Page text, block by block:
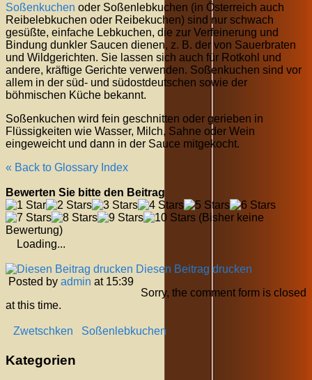
Soßenkuchen oder Soßenlebkuchen (in Österreich auch
Reibelebkuchen oder Reibekuchen) sind nur schwach
gesüßte, einfache Lebkuchen, die zur Verfeinerung und
Bindung dunkler Saucen dienen, z. B. der von Sauerbraten
und Wildgerichten. Sie lassen sich auch für Rotkohl und
andere, kräftige Gerichte verwenden. Soßenkuchen sind vor
allem in der süd- und südostdeutschen sowie der
böhmischen Küche bekannt.
Soßenkuchen wird fein geschnitten oder gerieben in
Flüssigkeiten wie Wasser, Milch, Sahne oder Wein
eingeweicht und dann in der Sauce mitgekocht.
« Back to Glossary Index
Bewerten Sie bitte den Beitrag
(Bisher keine
Bewertung)
Loading...
Diesen Beitrag drucken
Posted by admin at 15:39
Sorry, the comment form is closed
at this time.
Zwetschken Soßenlebkuchen
Kategorien